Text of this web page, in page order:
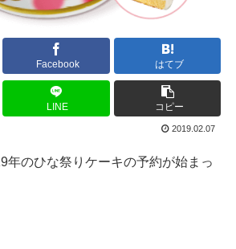
Facebook はてブ
LINE コピー
2019.02.07
年のひな祭りケーキの予約が始まっ